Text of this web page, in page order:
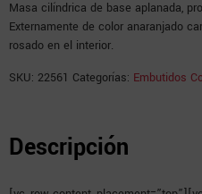
Masa cilíndrica de base aplanada,
Externamente de color anaranjado
rosado en el interior.
SKU: 22561 Categorías: Embutidos
Descripción